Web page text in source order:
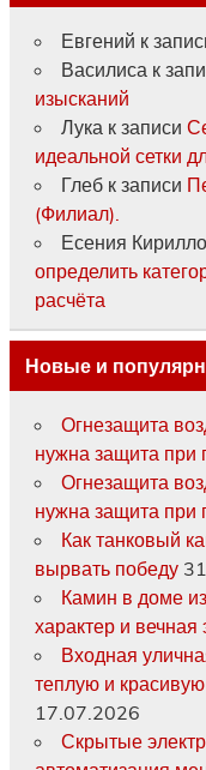
Евгений к
Василиса к
изысканий
Лука к записи
идеальной сетки
Глебк записи
(Филиал).
Есения
определить
расчёта
Новые и
Огнезащита
нужна защита при
Огнезащита
нужна защита при
Как танковый
вырвать победу
Камин в доме
характер и вечная
Входная
теплую и
17.07.2026
Скрытые